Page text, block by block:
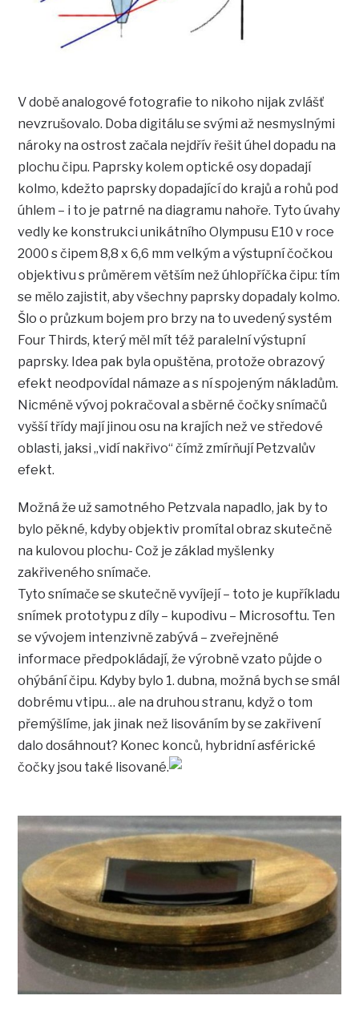
V době analogové fotografie to nikoho nijak zvlášť
nevzrušovalo. Doba digitálu se svými až nesmyslnými
nároky na ostrost začala nejdřív řešit úhel dopadu na
plochu čipu. Paprsky kolem optické osy dopadají
kolmo, kdežto paprsky dopadající do krajů a rohů pod
úhlem – i to je patrné na diagramu nahoře. Tyto úvahy
vedly ke konstrukci unikátního Olympusu E10 v roce
2000 s čipem 8,8 x 6,6 mm velkým a výstupní čočkou
objektivu s průměrem větším než úhlopříčka čipu: tím
se mělo zajistit, aby všechny paprsky dopadaly kolmo.
Šlo o průzkum bojem pro brzy na to uvedený systém
Four Thirds, který měl mít též paralelní výstupní
paprsky. Idea pak byla opuštěna, protože obrazový
efekt neodpovídal námaze a s ní spojeným nákladům.
Nicméně vývoj pokračoval a sběrné čočky snímačů
vyšší třídy mají jinou osu na krajích než ve středové
oblasti, jaksi „vidí nakřivo“ čímž zmírňují Petzvalův
efekt.
Možná že už samotného Petzvala napadlo, jak by to
bylo pěkné, kdyby objektiv promítal obraz skutečně
na kulovou plochu- Což je základ myšlenky
zakřiveného snímače.
Tyto snímače se skutečně vyvíjejí – toto je kupříkladu
snímek prototypu z díly – kupodivu – Microsoftu. Ten
se vývojem intenzivně zabývá – zveřejněné
informace předpokládají, že výrobně vzato půjde o
ohýbání čipu. Kdyby bylo 1. dubna, možná bych se smál
dobrému vtipu… ale na druhou stranu, když o tom
přemýšlíme, jak jinak než lisováním by se zakřivení
dalo dosáhnout? Konec konců, hybridní asférické
čočky jsou také lisované.